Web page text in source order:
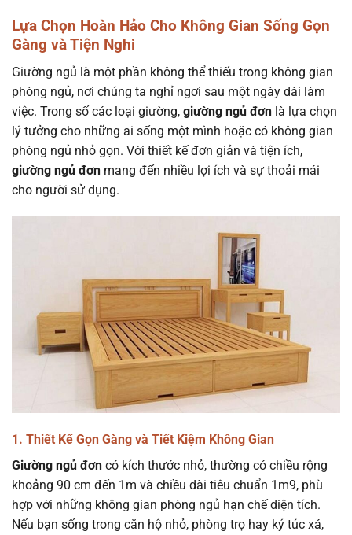
Lựa Chọn Hoàn Hảo Cho Không Gian Sống Gọn
Gàng và Tiện Nghi
Giường ngủ là một phần không thể thiếu trong không gian
phòng ngủ, nơi chúng ta nghỉ ngơi sau một ngày dài làm
việc. Trong số các loại giường, giường ngủ đơn là lựa chọn
lý tưởng cho những ai sống một mình hoặc có không gian
phòng ngủ nhỏ gọn. Với thiết kế đơn giản và tiện ích,
giường ngủ đơn mang đến nhiều lợi ích và sự thoải mái
cho người sử dụng.
1. Thiết Kế Gọn Gàng và Tiết Kiệm Không Gian
Giường ngủ đơn có kích thước nhỏ, thường có chiều rộng
khoảng 90 cm đến 1m và chiều dài tiêu chuẩn 1m9, phù
hợp với những không gian phòng ngủ hạn chế diện tích.
Nếu bạn sống trong căn hộ nhỏ, phòng trọ hay ký túc xá,